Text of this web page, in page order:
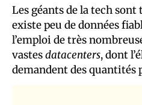
Les géants de la tech
existe peu de données
l’emploi de très
vastesdatacenters, dont
demandent des quantités